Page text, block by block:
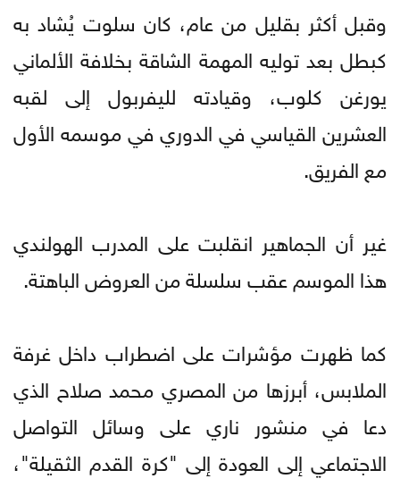
وقبل أكثر بقليل من عام، كان سلوت يُشاد به
كبطل بعد توليه المهمة الشاقة بخلافة الألماني
يورغن كلوب، وقيادته لليفربول إلى لقبه
العشرين القياسي في الدوري في موسمه الأول
مع الفريق.
غير أن الجماهير انقلبت على المدرب الهولندي
هذا الموسم عقب سلسلة من العروض الباهتة.
كما ظهرت مؤشرات على اضطراب داخل غرفة
الملابس، أبرزها من المصري محمد صلاح الذي
دعا في منشور ناري على وسائل التواصل
الاجتماعي إلى العودة إلى "كرة القدم الثقيلة"،